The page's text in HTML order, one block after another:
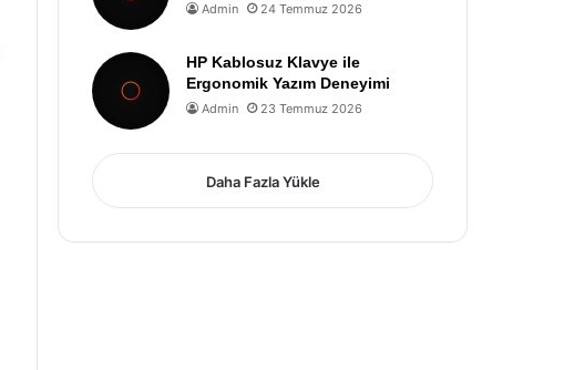
Admin 24 Temmuz 2026
HP Kablosuz Klavye ile
Ergonomik Yazım Deneyimi
Admin 23 Temmuz 2026
Daha Fazla Yükle